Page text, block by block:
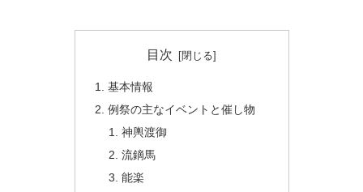
目次
基本情報
例祭の主なイベントと催し物
神輿渡御
流鏑馬
能楽